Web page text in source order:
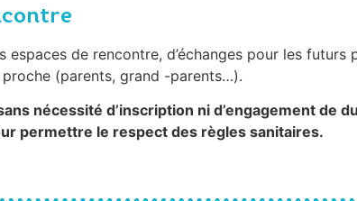
espaces de rencontre, d’échanges pour les
proche (parents, grand -parents…).
nécessité d’inscription ni d’engagement de
permettre le respect des règles sanitaires.